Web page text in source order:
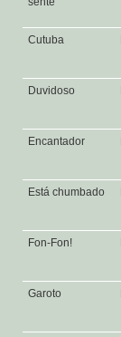
Cutuba
Duvidoso
Encantador
Está chumbado
Fon-Fon!
Garoto